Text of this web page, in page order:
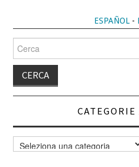
ESPAÑOL-
Cerca
per:
Categorie
articoli